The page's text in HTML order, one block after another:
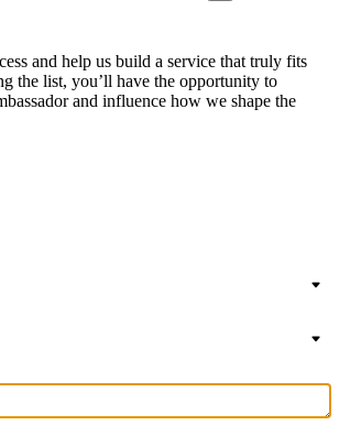
and help us build a service that truly fits
the list, you’ll have the opportunity to
and influence how we shape the